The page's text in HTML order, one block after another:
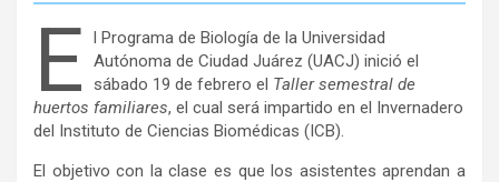
E
l Programa de Biología de la Universidad
Autónoma de Ciudad Juárez (UACJ) inició el
sábado 19 de febrero el Taller semestral de
huertos familiares, el cual será impartido en el Invernadero
del Instituto de Ciencias Biomédicas (ICB).
El objetivo con la clase es que los asistentes aprendan a